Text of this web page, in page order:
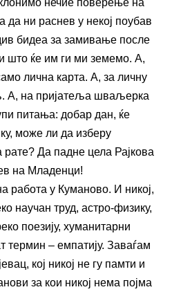
да ни раснев у некој поубав
бидеа за замивање после
што ќе им ги ми земемо. А,
лична карта. А, за личну
А, на пријатеља шваљерка
питања: добар дан, ќе
може ли да изберу
рате? Да падне цела Рајкова
на Младенци!
работа у Куманово. И никој,
научан труд, астро-физику,
поезију, хуманитарни
термин – емпатију. Заваѓам
кој никој не гу памти и
за кои никој нема појма